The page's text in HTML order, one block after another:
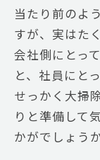
当たり前のよ
すが、実はた
会社側にとっ
と、社員にと
せっかく大掃
りと準備して
かがでしょうか